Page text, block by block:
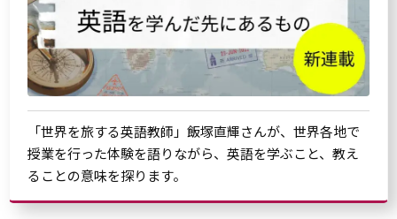
「世界を旅する英語教師」飯塚直輝さんが、世界各地で
授業を行った体験を語りながら、英語を学ぶこと、教え
ることの意味を探ります。